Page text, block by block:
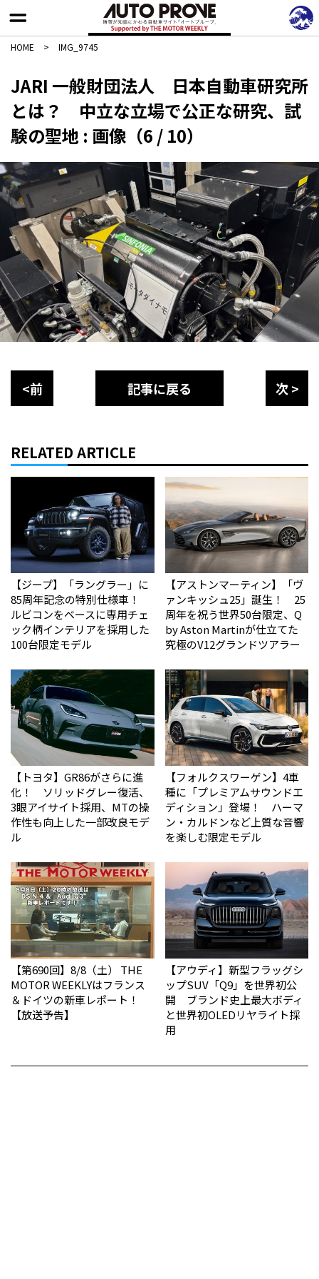
HOME > IMG_9745
JARI 一般財団法人 日本自動車研究所
とは？ 中立な立場で公正な研究、試
験の聖地 : 画像（6 / 10）
<前 記事に戻る 次 >
RELATED ARTICLE
【ジープ】「ラングラー」に
85周年記念の特別仕様車！
ルビコンをベースに専用チェ
ック柄インテリアを採用した
100台限定モデル
【アストンマーティン】「ヴ
ァンキッシュ25」誕生！ 25
周年を祝う世界50台限定、Q
by Aston Martinが仕立てた
究極のV12グランドツアラー
【トヨタ】GR86がさらに進
化！ ソリッドグレー復活、
3眼アイサイト採用、MTの操
作性も向上した一部改良モデ
ル
【フォルクスワーゲン】4車
種に「プレミアムサウンドエ
ディション」登場！ ハーマ
ン・カルドンなど上質な音響
を楽しむ限定モデル
【第690回】8/8（土） THE
MOTOR WEEKLYはフランス
＆ドイツの新車レポート！
【放送予告】
【アウディ】新型フラッグシ
ップSUV「Q9」を世界初公
開 ブランド史上最大ボディ
と世界初OLEDリヤライト採
用